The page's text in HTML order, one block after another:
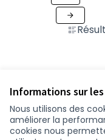
Informations sur
Nous utilisons des
améliorer la
cookies nous
Conditions d'utilisation
Paramètres des